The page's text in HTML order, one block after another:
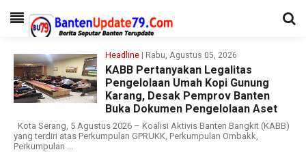
Headline | Rabu, Agustus 05, 2026
KABB Pertanyakan Legalitas
Pengelolaan Umah Kopi Gunung
Karang, Desak Pemprov Banten
Buka Dokumen Pengelolaan Aset
Kota Serang, 5 Agustus 2026 – Koalisi Aktivis Banten Bangkit (KABB)
yang terdiri atas Perkumpulan GPRUKK, Perkumpulan Ombakk,
Perkumpulan ...